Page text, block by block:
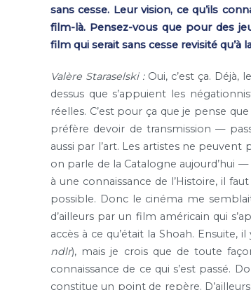
sans cesse. Leur vision, ce qu’ils
film-là. Pensez-vous que pour des
film qui serait sans cesse revisité qu’à
Valère Staraselski :Oui, c’est ça. Déjà,
dessus que s’appuient les
réelles. C’est pour ça que je pense
préfère devoir de transmission —
aussi par l’art. Les artistes ne
on parle de la Catalogne aujourd’hui —
à une connaissance de l’Histoire, il
possible. Donc le cinéma me
d’ailleurs par un film américain qui
accès à ce qu’était la Shoah.
ndlr), mais je crois que de toute
connaissance de ce qui s’est passé.
constitue un point de repère.